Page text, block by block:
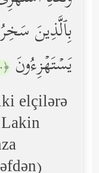
بِٱلَّذِینَ
یَسۡتَهۡزِءُونَ ﴿١٠﴾
elçilərə